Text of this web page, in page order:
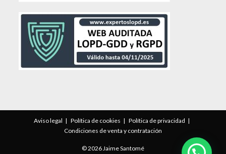
Aviso legal Política de cookies
Política de privacidad
Condiciones de venta y contratación
© 2026 Jaime Santomé